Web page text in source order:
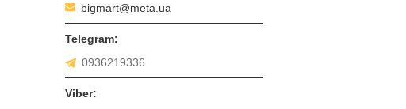
bigmart@meta.ua
0936219336